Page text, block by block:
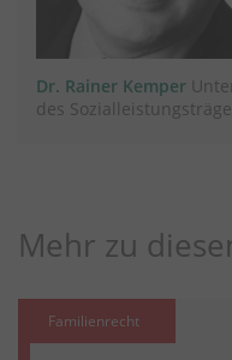
Dr. Rainer Kemper
des
Mehr zu
Familienrecht